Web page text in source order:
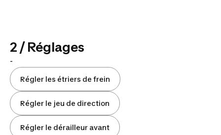
2 / Réglages
-
Régler les étriers de frein
Régler le jeu de direction
Régler le dérailleur avant